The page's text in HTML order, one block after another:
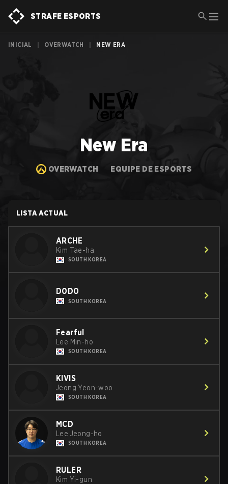
STRAFE ESPORTS
INICIAL OVERWATCH NEW ERA
New Era
OVERWATCH EQUIPE DE ESPORTS
LISTA ACTUAL
ARCHE
Kim Tae-ha
SOUTH KOREA
D0D0
SOUTH KOREA
Fearful
Lee Min-ho
SOUTH KOREA
KIVIS
Jeong Yeon-woo
SOUTH KOREA
MCD
Lee Jeong-ho
SOUTH KOREA
RULER
Kim Yi-gun